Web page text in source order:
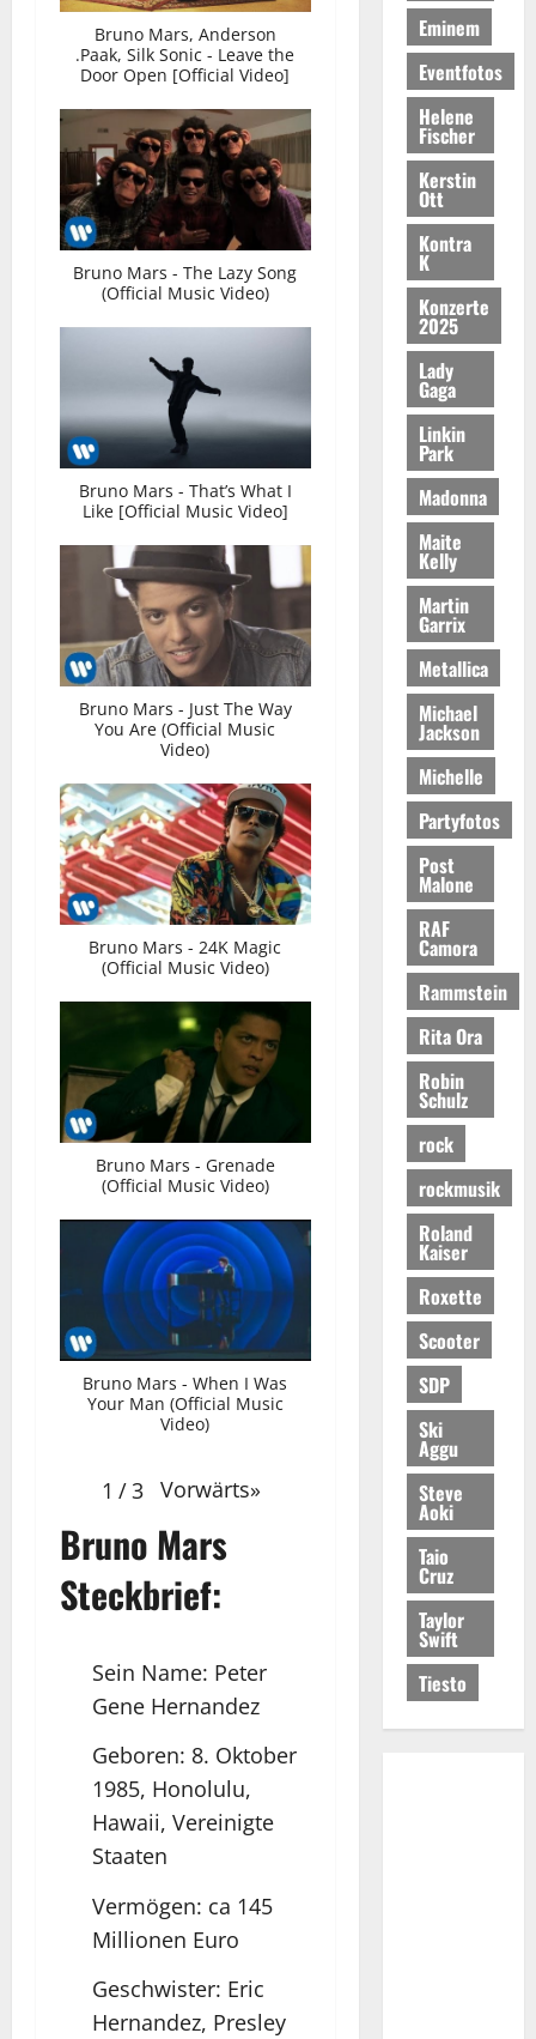
Bruno Mars, Anderson
.Paak, Silk Sonic - Leave the
Door Open [Official Video]
Bruno Mars - The Lazy Song
(Official Music Video)
Bruno Mars - That’s What I
Like [Official Music Video]
Bruno Mars - Just The Way
You Are (Official Music
Video)
Bruno Mars - 24K Magic
(Official Music Video)
Bruno Mars - Grenade
(Official Music Video)
Bruno Mars - When I Was
Your Man (Official Music
Video)
1 /3 Vorwärts»
Bruno Mars
Steckbrief:
Sein Name: Peter
Gene Hernandez
Geboren: 8. Oktober
1985, Honolulu,
Hawaii, Vereinigte
Staaten
Vermögen: ca 145
Millionen Euro
Geschwister: Eric
Hernandez, Presley
Eminem
Eventfotos
Helene
Fischer
Kerstin
Ott
Kontra
K
Konzerte
2025
Lady
Gaga
Linkin
Park
Madonna
Maite
Kelly
Martin
Garrix
Metallica
Michael
Jackson
Michelle
Partyfotos
Post
Malone
RAF
Camora
Rammstein
Rita Ora
Robin
Schulz
rock
rockmusik
Roland
Kaiser
Roxette
Scooter
SDP
Ski
Aggu
Steve
Aoki
Taio
Cruz
Taylor
Swift
Tiesto